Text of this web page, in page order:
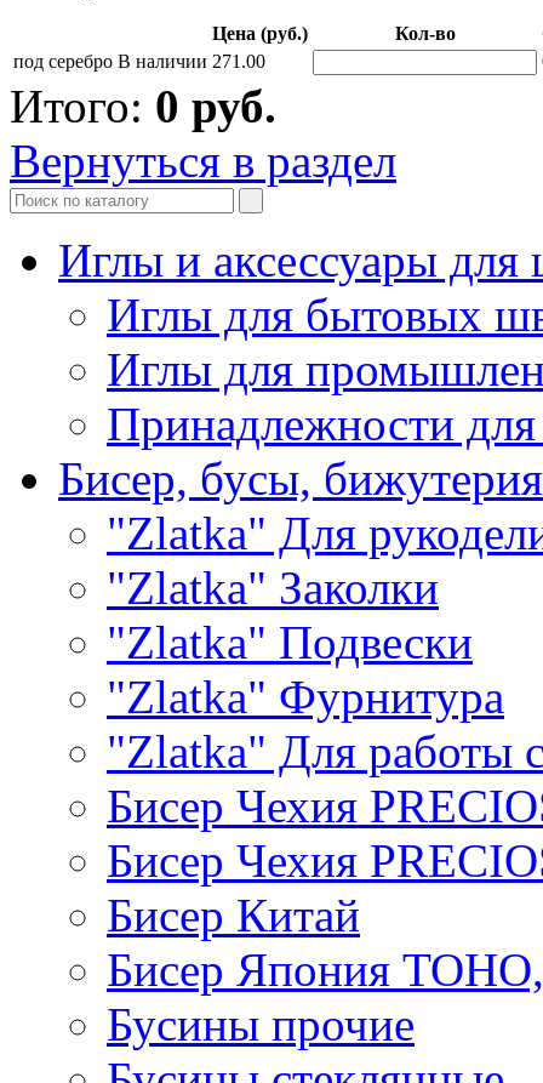
Цена (руб.) Кол-во
под серебро В наличии 271.00
Итого: 0 руб.
Вернуться в раздел
Иглы и аксессуары
Иглы для бытовых
Иглы для
Принадлежности
Бисер, бусы, бижутерия
"Zlatka" Для
"Zlatka" Заколки
"Zlatka" Подвески
"Zlatka" Фурнитура
"Zlatka" Для работы
Бисер Чехия
Бисер Чехия
Бисер Китай
Бисер Япония
Бусины прочие